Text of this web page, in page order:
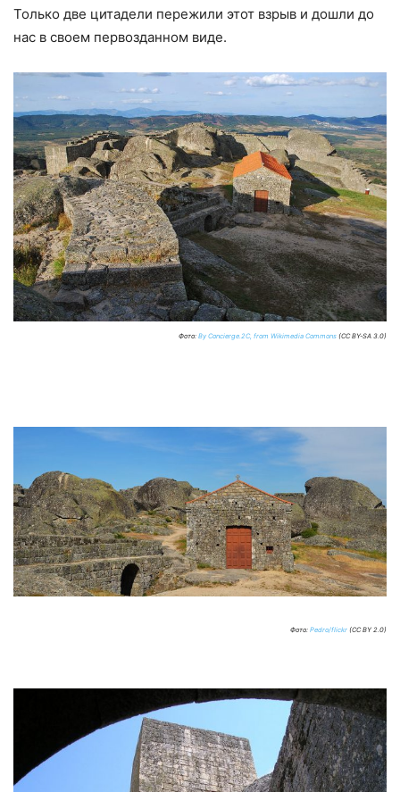
Только две цитадели пережили этот взрыв и дошли до
нас в своем первозданном виде.
Фото: By Concierge.2C, from Wikimedia Commons (CC BY-SA 3.0)
Фото: Pedro/flickr (CC BY 2.0)